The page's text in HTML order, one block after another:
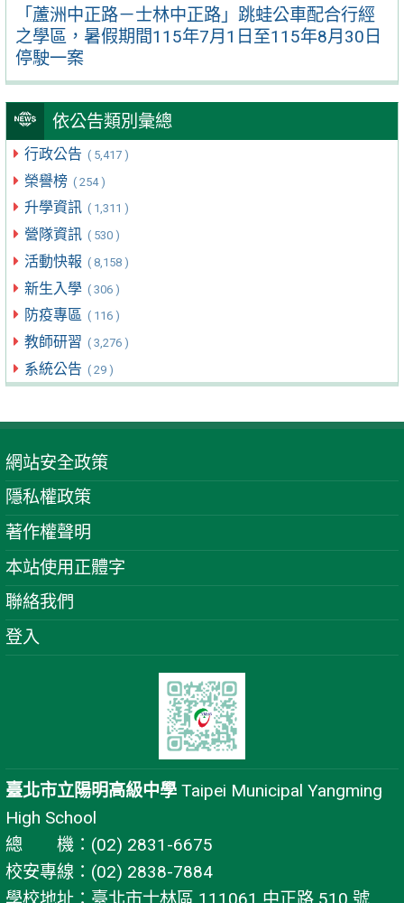
「蘆洲中正路－士林中正路」跳蛙公車配合行經
之學區，暑假期間115年7月1日至115年8月30日
停駛一案
依公告類別彙總
行政公告 ( 5,417 )
榮譽榜 ( 254 )
升學資訊 ( 1,311 )
營隊資訊 ( 530 )
活動快報 ( 8,158 )
新生入學 ( 306 )
防疫專區 ( 116 )
教師研習 ( 3,276 )
系統公告 ( 29 )
網站安全政策
隱私權政策
著作權聲明
本站使用正體字
聯絡我們
登入
臺北市立陽明高級中學 Taipei Municipal Yangming
High School
總 機：(02) 2831-6675
校安專線：(02) 2838-7884